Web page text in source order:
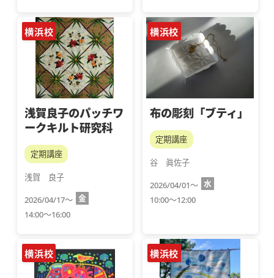
横浜校
浅賀良子のパッチワ
ークキルト研究科
定期講座
浅賀　良子
2026/04/17～ 金
14:00～16:00
横浜校
布の彫刻「ブティ」
定期講座
谷　眞佐子
2026/04/01～ 水
10:00～12:00
横浜校 横浜校